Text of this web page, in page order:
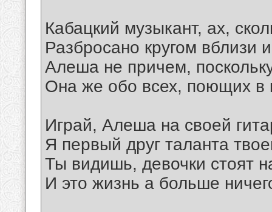
Кабацкий музыкант, ах,
Разбросано кругом вблизи
Алеша не причем,
Она же обо всех, поющих в
Играй, Алеша на своей
Я первый друг таланта
Ты видишь, девочки стоят
И это жизнь а больше